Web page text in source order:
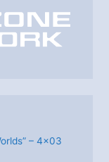
– 4×03